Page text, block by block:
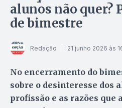
alunos não quer?
de bimestre
Redação 21 junho 2026 às
No encerramento do
sobre o desinteresse dos
profissão e as razões que